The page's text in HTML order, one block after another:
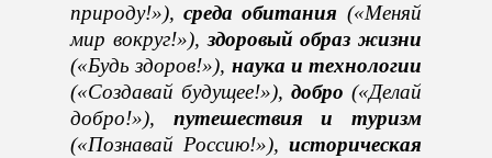
природу!»), среда обитания («Меняй
мир вокруг!»),здоровый образ жизни
(«Будь здоров!»), наука и технологии
(«Создавай будущее!»),добро («Делай
добро!»), путешествия и туризм
(«Познавай Россию!»),историческая